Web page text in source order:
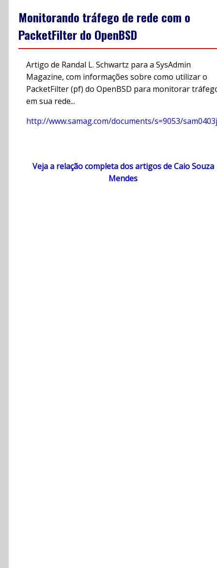
Monitorando tráfego de rede com o
PacketFilter do OpenBSD
Artigo de Randal L. Schwartz para a SysAdmin
Magazine, com informações sobre como utilizar o
PacketFilter (pf) do OpenBSD para monitorar
em sua rede...
http://www.samag.com/documents/s=9053/
Veja a relação completa dos artigos de Caio Souza
Mendes